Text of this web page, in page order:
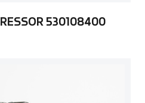
530108400